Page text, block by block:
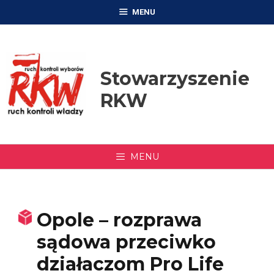
MENU
Stowarzyszenie
RKW
MENU
Opole – rozprawa
sądowa przeciwko
działaczom Pro Life